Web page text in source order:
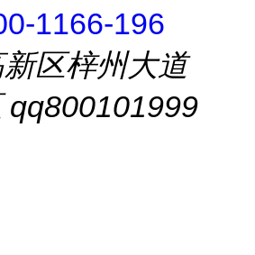
1166-196
区梓州大道
qq800101999